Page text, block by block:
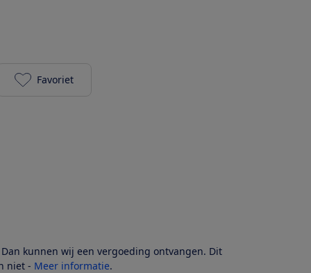
REDMI 15 5G - Midnight Black toevoegen aan je
Favoriet
kunnen wij een vergoeding ontvangen. Dit
niet - Meer informatie.